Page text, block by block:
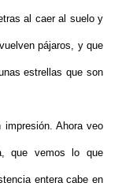
al caer al suelo y
pájaros, y que
estrellas que son
Ahora veo
que vemos lo que
entera cabe en